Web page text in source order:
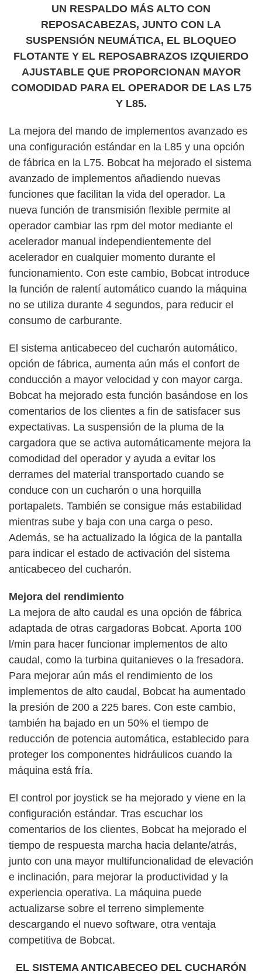
UN RESPALDO MÁS ALTO CON
REPOSACABEZAS, JUNTO CON LA
SUSPENSIÓN NEUMÁTICA, EL BLOQUEO
FLOTANTE Y EL REPOSABRAZOS IZQUIERDO
AJUSTABLE QUE PROPORCIONAN MAYOR
COMODIDAD PARA EL OPERADOR DE LAS L75
Y L85.
La mejora del mando de implementos avanzado es
una configuración estándar en la L85 y una opción
de fábrica en la L75. Bobcat ha mejorado el sistema
avanzado de implementos añadiendo nuevas
funciones que facilitan la vida del operador. La
nueva función de transmisión flexible permite al
operador cambiar las rpm del motor mediante el
acelerador manual independientemente del
acelerador en cualquier momento durante el
funcionamiento. Con este cambio, Bobcat introduce
la función de ralentí automático cuando la máquina
no se utiliza durante 4 segundos, para reducir el
consumo de carburante.
El sistema anticabeceo del cucharón automático,
opción de fábrica, aumenta aún más el confort de
conducción a mayor velocidad y con mayor carga.
Bobcat ha mejorado esta función basándose en los
comentarios de los clientes a fin de satisfacer sus
expectativas. La suspensión de la pluma de la
cargadora que se activa automáticamente mejora la
comodidad del operador y ayuda a evitar los
derrames del material transportado cuando se
conduce con un cucharón o una horquilla
portapalets. También se consigue más estabilidad
mientras sube y baja con una carga o peso.
Además, se ha actualizado la lógica de la pantalla
para indicar el estado de activación del sistema
anticabeceo del cucharón.
Mejora del rendimiento
La mejora de alto caudal es una opción de fábrica
adaptada de otras cargadoras Bobcat. Aporta 100
l/min para hacer funcionar implementos de alto
caudal, como la turbina quitanieves o la fresadora.
Para mejorar aún más el rendimiento de los
implementos de alto caudal, Bobcat ha aumentado
la presión de 200 a 225 bares. Con este cambio,
también ha bajado en un 50% el tiempo de
reducción de potencia automática, establecido para
proteger los componentes hidráulicos cuando la
máquina está fría.
El control por joystick se ha mejorado y viene en la
configuración estándar. Tras escuchar los
comentarios de los clientes, Bobcat ha mejorado el
tiempo de respuesta marcha hacia delante/atrás,
junto con una mayor multifuncionalidad de elevación
e inclinación, para mejorar la productividad y la
experiencia operativa. La máquina puede
actualizarse sobre el terreno simplemente
descargando el nuevo software, otra ventaja
competitiva de Bobcat.
EL SISTEMA ANTICABECEO DEL CUCHARÓN